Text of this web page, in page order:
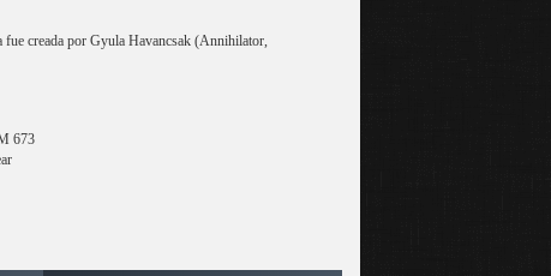
creada por Gyula Havancsak (Annihilator,
673